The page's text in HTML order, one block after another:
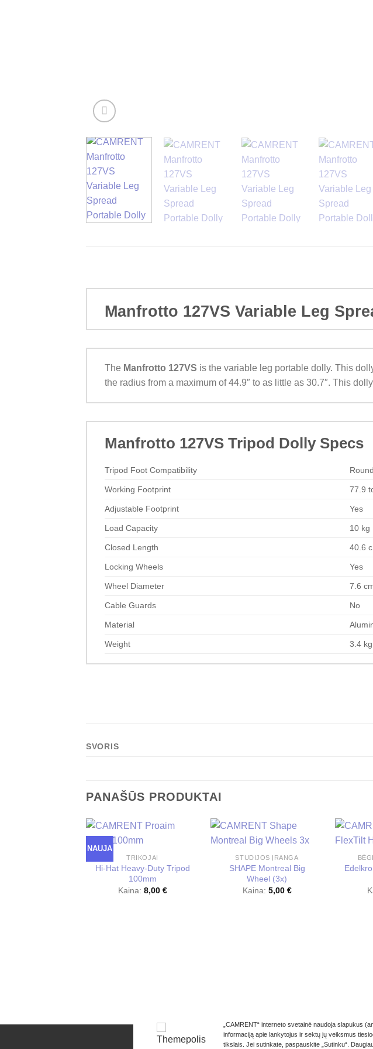
„CAMRENT“ interneto svetainė naudoja slapukus
informaciją apie lankytojus ir sektų jų veiksmus
tikslais. Jei sutinkate, paspauskite „Sutinku“.
Manfrotto 127VS Variable Leg
The Manfrotto 127VS is the variable leg portable dolly. This
the radius from a maximum of 44.9″ to as little as 30.7″. This
Manfrotto 127VS Tripod Dolly Specs
Tripod Foot Compatibility
Working Footprint 77.9
Adjustable Footprint Yes
Load Capacity 10 kg
Closed Length 40.6
Locking Wheels Yes
Wheel Diameter 7.6
Cable Guards No
Material
Weight 3.4 kg
SVORIS
PANAŠŪS PRODUKTAI
NAUJA
TRIKOJAI
Hi-Hat Heavy-Duty Tripod
100mm
Kaina: 8,00 €
STUDIJOS ĮRANGA
SHAPE Montreal Big
Wheel (3x)
Kaina: 5,00 €
KONTAKTAI KAIP NUOMOTIS?